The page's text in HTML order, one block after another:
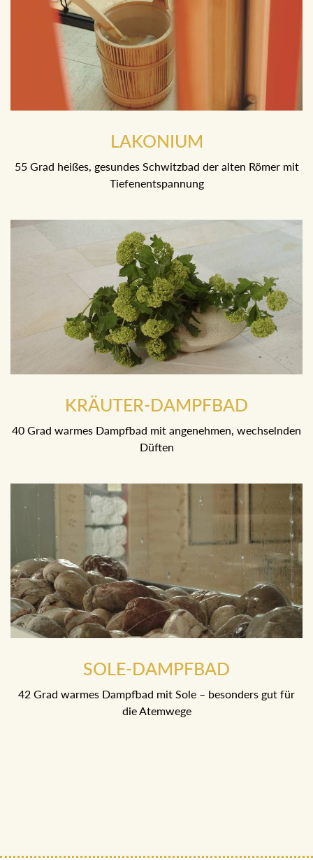
LAKONIUM
55 Grad heißes, gesundes Schwitzbad der alten Römer mit
Tiefenentspannung
KRÄUTER-DAMPFBAD
40 Grad warmes Dampfbad mit angenehmen, wechselnden
Düften
SOLE-DAMPFBAD
42 Grad warmes Dampfbad mit Sole – besonders gut für
die Atemwege